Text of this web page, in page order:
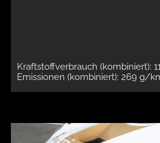
Kraftstoffverbrauch (kombiniert):
Emissionen (kombiniert): 269 g/